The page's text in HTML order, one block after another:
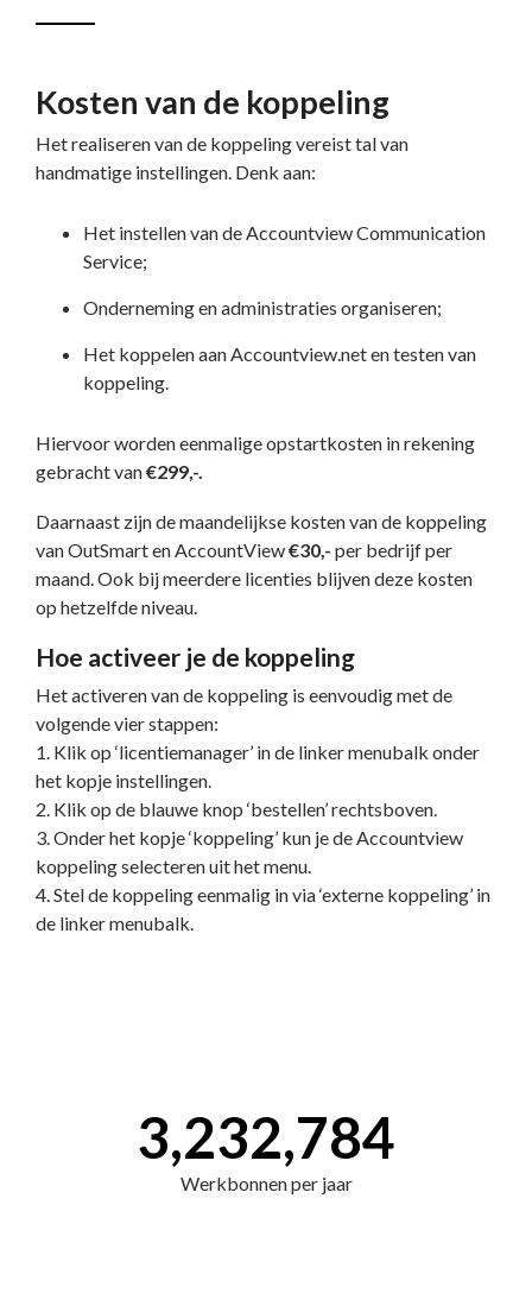
Kosten van de koppeling
Het realiseren van de koppeling vereist tal van
handmatige instellingen. Denk aan:
Het instellen van de Accountview Communication
Service;
Onderneming en administraties organiseren;
Het koppelen aan Accountview.net en testen van
koppeling.
Hiervoor worden eenmalige opstartkosten in rekening
gebracht van€299,-.
Daarnaast zijn de maandelijkse kosten van de koppeling
van OutSmart en AccountView€30,- per bedrijf per
maand. Ook bij meerdere licenties blijven deze kosten
op hetzelfde niveau.
Hoe activeer je de koppeling
Het activeren van de koppeling is eenvoudig met de
volgende vier stappen:
1. Klik op ‘licentiemanager’ in de linker menubalk onder
het kopje instellingen.
2. Klik op de blauwe knop ‘bestellen’ rechtsboven.
3. Onder het kopje ‘koppeling’ kun je de Accountview
koppeling selecteren uit het menu.
4. Stel de koppeling eenmalig in via ‘externe koppeling’ in
de linker menubalk.
3,232,784
Werkbonnen per jaar